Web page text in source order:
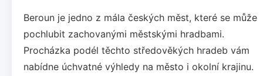
Beroun je jedno z mála českých měst, které se může
pochlubit zachovanými městskými hradbami.
Procházka podél těchto středověkých hradeb vám
nabídne úchvatné výhledy na město i okolní krajinu.